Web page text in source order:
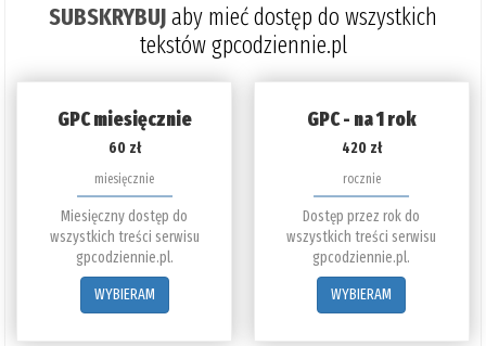
SUBSKRYBUJaby mieć dostęp do wszystkich
tekstów gpcodziennie.pl
GPC miesięcznie
60 zł
miesięcznie
Miesięczny dostęp do
wszystkich treści serwisu
gpcodziennie.pl.
WYBIERAM
GPC - na 1 rok
420 zł
rocznie
Dostęp przez rok do
wszystkich treści serwisu
gpcodziennie.pl.
WYBIERAM